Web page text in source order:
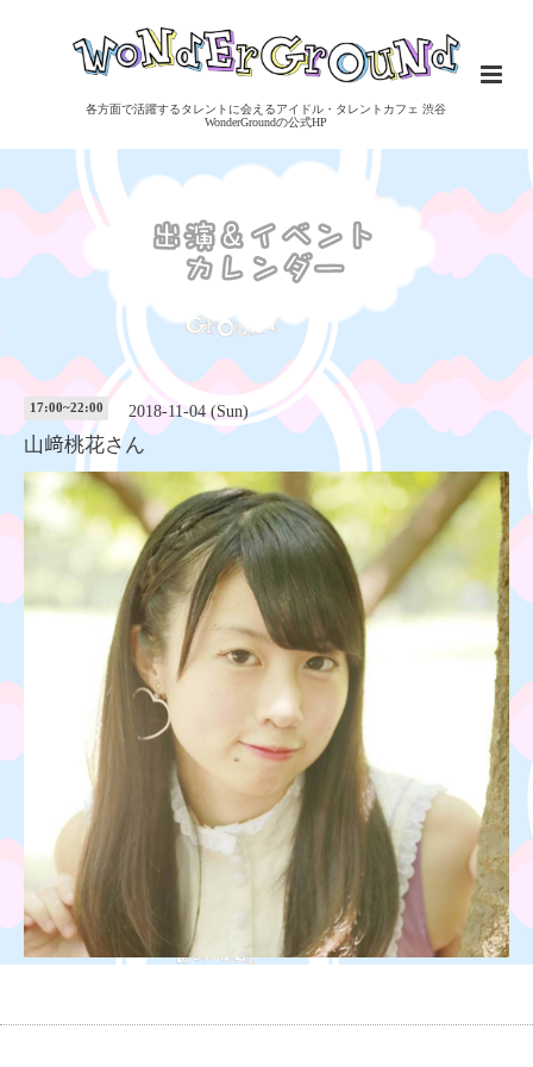
各方面で活躍するタレントに会えるアイドル・タレントカフェ 渋谷
WonderGroundの公式HP
17:00~22:00 2018-11-04 (Sun)
山﨑桃花さん